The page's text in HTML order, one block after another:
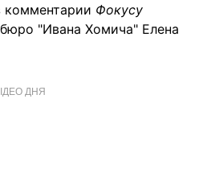
комментарии Фокусу
"Ивана Хомича" Елена
ДНЯ